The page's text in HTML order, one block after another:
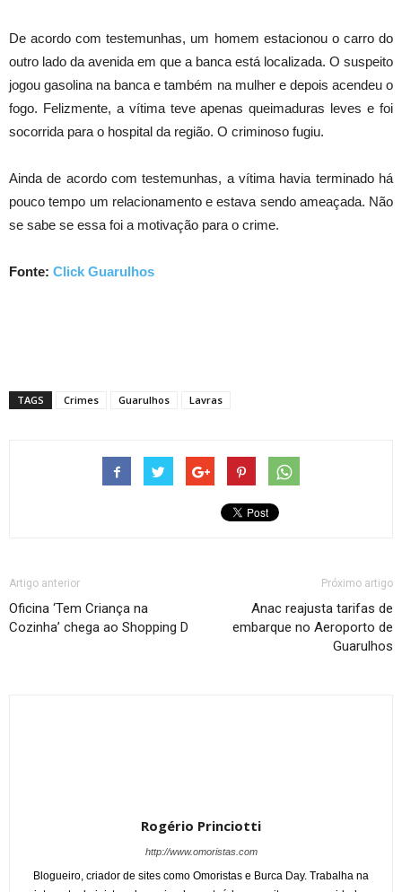
De acordo com testemunhas, um homem estacionou o carro do
outro lado da avenida em que a banca está localizada. O suspeito
jogou gasolina na banca e também na mulher e depois acendeu o
fogo. Felizmente, a vítima teve apenas queimaduras leves e foi
socorrida para o hospital da região. O criminoso fugiu.
Ainda de acordo com testemunhas, a vítima havia terminado há
pouco tempo um relacionamento e estava sendo ameaçada. Não
se sabe se essa foi a motivação para o crime.
Fonte: Click Guarulhos
TAGS Crimes Guarulhos Lavras
Artigo anterior
Oficina ‘Tem Criança na
Cozinha’ chega ao Shopping D
Próximo artigo
Anac reajusta tarifas de
embarque no Aeroporto de
Guarulhos
Rogério Princiotti
http://www.omoristas.com
Blogueiro, criador de sites como Omoristas e Burca Day. Trabalha na